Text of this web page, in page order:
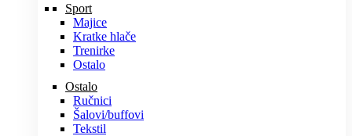
Sport
Majice
Kratke hlače
Trenirke
Ostalo
Ostalo
Ručnici
Šalovi/buffovi
Tekstil